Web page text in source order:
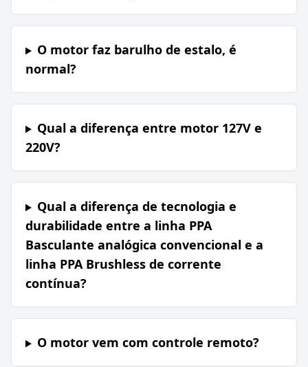
O motor faz barulho de estalo, é
normal?
Qual a diferença entre motor 127V e
220V?
Qual a diferença de tecnologia e
durabilidade entre a linha PPA
Basculante analógica convencional e a
linha PPA Brushless de corrente
contínua?
O motor vem com controle remoto?